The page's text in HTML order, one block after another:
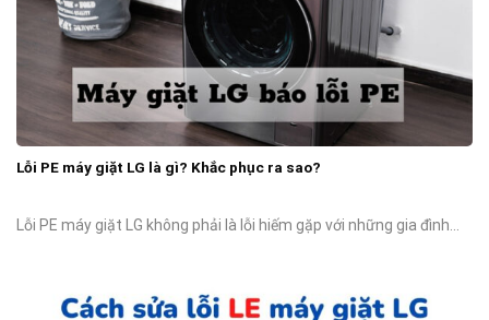
Lỗi PE máy giặt LG là gì? Khắc phục ra sao?
Lỗi PE máy giặt LG không phải là lỗi hiếm gặp với những gia đình...